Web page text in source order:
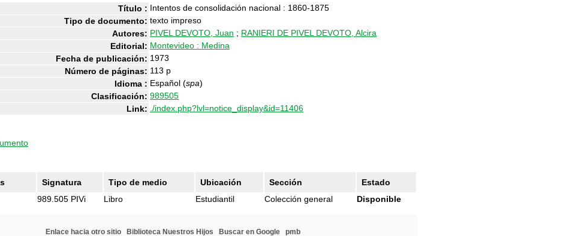
Título : Intentos de consolidación nacional : 1860-1875
Tipo de documento: texto impreso
Autores: PIVEL DEVOTO, Juan ; RANIERI DE PIVEL DEVOTO, Alcira
Editorial: Montevideo : Medina
Fecha de publicación: 1973
Número de páginas: 113 p
Idioma : Español (spa)
Clasificación: 989505
Link: ./index.php?lvl=notice_display&id=11406
Signatura Tipo de medio Ubicación Sección
Estado
989.505 PIVi Libro Estudiantil Colección general Disponible
Enlace hacia otro sitio Biblioteca Nuestros Hijos Buscar en Google pmb